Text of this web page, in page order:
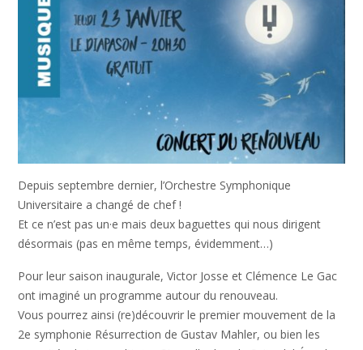
Depuis septembre dernier, l’Orchestre Symphonique
Universitaire a changé de chef !
Et ce n’est pas un·e mais deux baguettes qui nous dirigent
désormais (pas en même temps, évidemment…)
Pour leur saison inaugurale, Victor Josse et Clémence Le Gac
ont imaginé un programme autour du renouveau.
Vous pourrez ainsi (re)découvrir le premier mouvement de la
2e symphonie Résurrection de Gustav Mahler, ou bien les